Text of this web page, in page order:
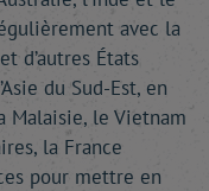
avec la
d’autres États
du Sud-Est, en
Malaisie, le Vietnam
la France
pour mettre en